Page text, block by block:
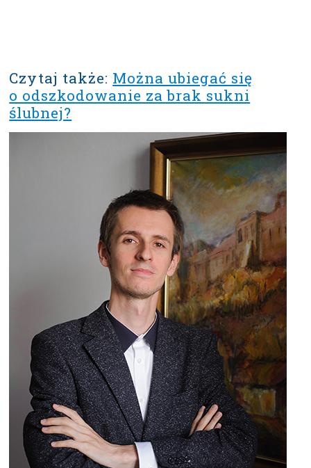
Czytaj także: Można ubiegać się
o odszkodowanie za brak sukni
ślubnej?